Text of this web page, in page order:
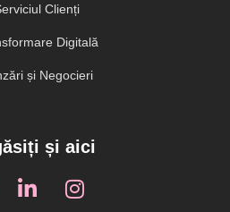
Clienți
Digitală
și Negocieri
și aici